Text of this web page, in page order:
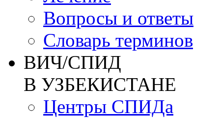
Вопросы и ответы
Словарь терминов
ВИЧ/СПИД
В УЗБЕКИСТАНЕ
Центры СПИДа